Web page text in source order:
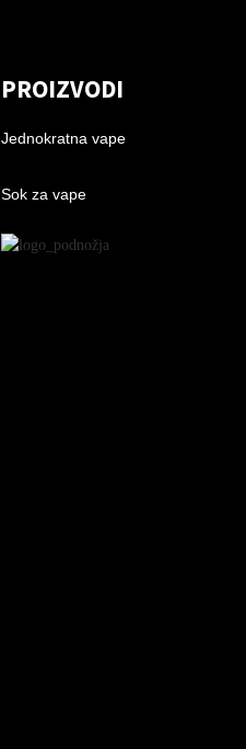
PROIZVODI
Jednokratna vape
Sok za vape